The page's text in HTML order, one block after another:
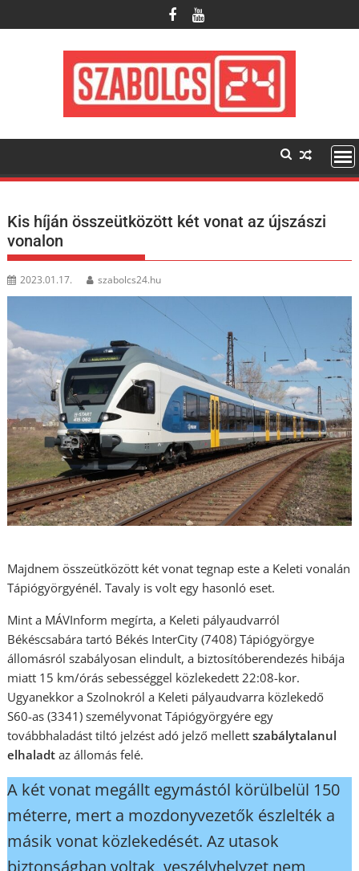
to
Kis híján összeütközött két vonat az újszászi
vonalon
2023.01.17. szabolcs24.hu
Majdnem összeütközött két vonat tegnap este a Keleti vonalán
Tápiógyörgyénél. Tavaly is volt egy hasonló eset.
Mint a MÁVInform megírta, a Keleti pályaudvarról
Békéscsabára tartó Békés InterCity (7408) Tápiógyörgye
állomásról szabályosan elindult, a biztosítóberendezés hibája
miatt 15 km/órás sebességgel közlekedett 22:08-kor.
Ugyanekkor a Szolnokról a Keleti pályaudvarra közlekedő
S60-as (3341) személyvonat Tápiógyörgyére egy
továbbhaladást tiltó jelzést adó jelző mellettszabálytalanul
elhaladt az állomás felé.
A két vonat megállt egymástól körülbelül 150
méterre, mert a mozdonyvezetők észlelték a
másik vonat közlekedését. Az utasok
biztonságban voltak, veszélyhelyzet nem